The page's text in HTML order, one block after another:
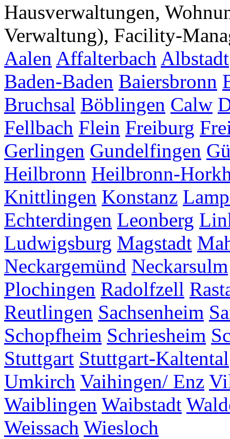
Hausverwaltungen,
Verwaltung), Facility-
Aalen Affalterbach Albstadt
Baden-Baden Baiersbronn
Bruchsal Böblingen Calw
Fellbach Flein Freiburg
Gerlingen Gundelfingen
Heilbronn Heilbronn-
Knittlingen Konstanz
Echterdingen Leonberg
Ludwigsburg Magstadt
Neckargemünd Neckarsulm
Plochingen Radolfzell
Reutlingen Sachsenheim
Schopfheim Schriesheim
Stuttgart Stuttgart-Kaltental
Umkirch Vaihingen/ Enz
Waiblingen Waibstadt
Weissach Wiesloch